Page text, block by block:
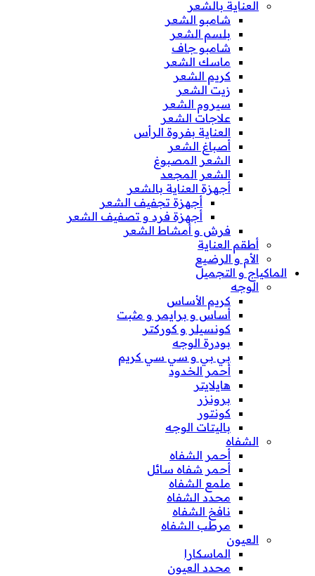
العناية بالشعر
شامبو الشعر
بلسم الشعر
شامبو جاف
ماسك الشعر
كريم الشعر
زيت الشعر
سيروم الشعر
علاجات الشعر
العناية بفروة الرأس
أصباغ الشعر
الشعر المصبوغ
الشعر المجعد
أجهزة العناية بالشعر
أجهزة تجفيف الشعر
أجهزة فرد و تصفيف الشعر
فرش و أمشاط الشعر
أطقم العناية
الأم و الرضيع
الماكياج و التجميل
الوجه
كريم الأساس
أساس و برايمر و مثبت
كونسيلر و كوركتر
بودرة الوجه
بي بي و سي سي كريم
أحمر الخدود
هايلايتر
برونزر
كونتور
باليتات الوجه
الشفاه
أحمر الشفاه
أحمر شفاه سائل
ملمع الشفاه
محدد الشفاه
نافخ الشفاه
مرطب الشفاه
العيون
الماسكارا
محدد العيون